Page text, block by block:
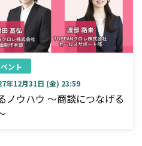
ント
年12月31日 (金) 23:59
ノウハウ ～商談につなげる